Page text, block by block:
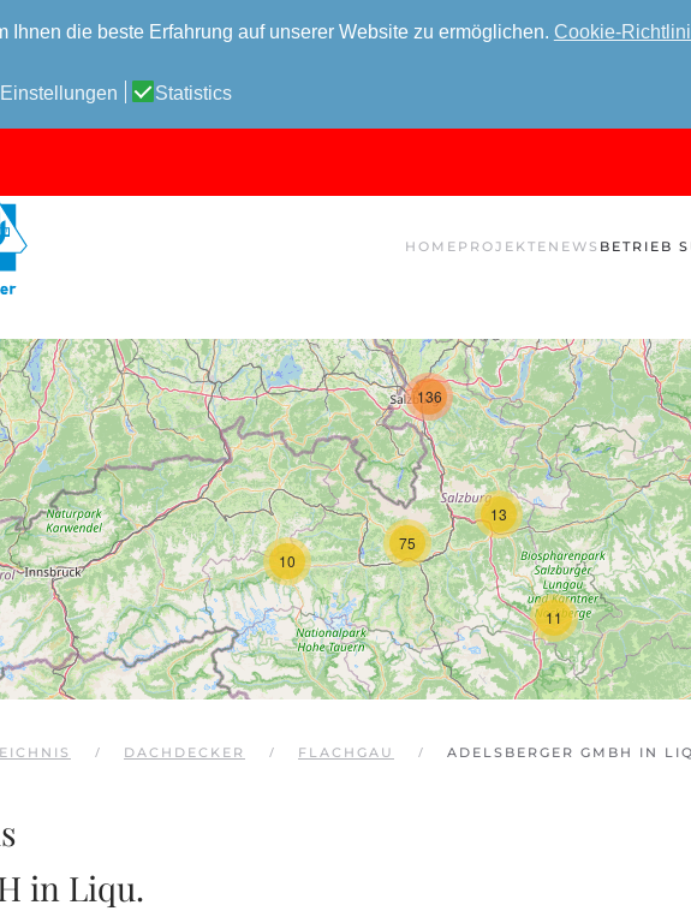
Ihnen die beste Erfahrung auf unserer Website zu ermöglichen. Cookie-
Einstellungen Statistics
HOME PROJEKTE NEWS BETRIEB
10
11
13
75
136
DACHDECKER FLACHGAU ADELSBERGER GMBH IN
in Liqu.